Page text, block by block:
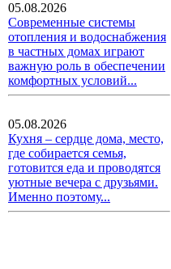
05.08.2026
Современные системы
отопления и водоснабжения
в частных домах играют
важную роль в обеспечении
комфортных условий...
05.08.2026
Кухня – сердце дома, место,
где собирается семья,
готовится еда и проводятся
уютные вечера с друзьями.
Именно поэтому...